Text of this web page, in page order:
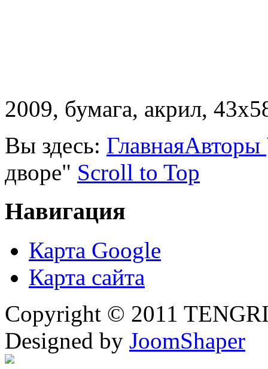
2009, бумага, акрил,
Вы здесь: ГлавнаяАвторы
дворе" Scroll to Top
Навигация
Карта Google
Карта сайта
Copyright © 2011
Designed by JoomShaper